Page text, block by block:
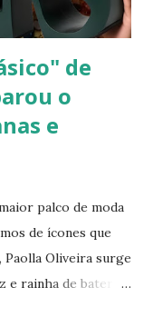
de
o
e
palco de moda
de ícones que
Paolla Oliveira surge
e rainha de bateria